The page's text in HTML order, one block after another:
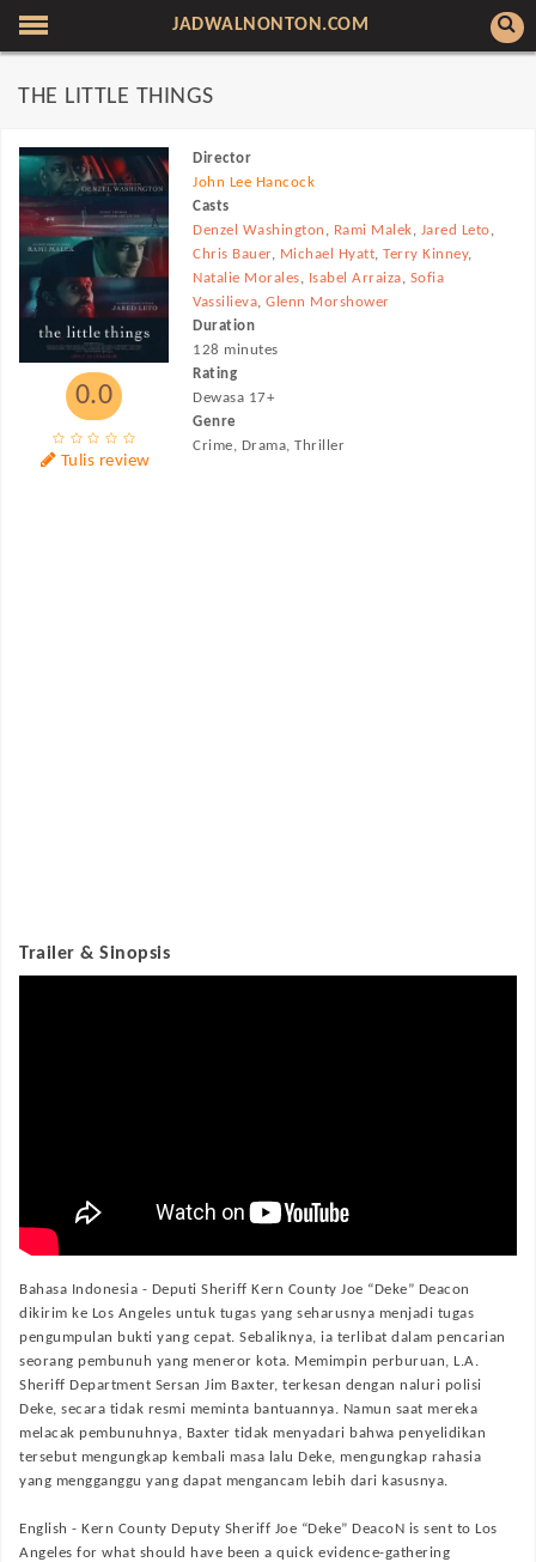
JADWALNONTON.COM
THE LITTLE THINGS
0.0
Tulis review
Director
John Lee Hancock
Casts
Denzel Washington , Rami Malek, Jared Leto,
Chris Bauer, Michael Hyatt,Terry Kinney,
Natalie Morales, Isabel Arraiza, Sofia
Vassilieva,Glenn Morshower
Duration
128 minutes
Rating
Dewasa 17+
Genre
Crime, Drama, Thriller
Trailer & Sinopsis
Bahasa Indonesia - Deputi Sheriff Kern County Joe “Deke” Deacon
dikirim ke Los Angeles untuk tugas yang seharusnya menjadi tugas
pengumpulan bukti yang cepat. Sebaliknya, ia terlibat dalam pencarian
seorang pembunuh yang meneror kota. Memimpin perburuan, L.A.
Sheriff Department Sersan Jim Baxter, terkesan dengan naluri polisi
Deke, secara tidak resmi meminta bantuannya. Namun saat mereka
melacak pembunuhnya, Baxter tidak menyadari bahwa penyelidikan
tersebut mengungkap kembali masa lalu Deke, mengungkap rahasia
yang mengganggu yang dapat mengancam lebih dari kasusnya.
English - Kern County Deputy Sheriff Joe “Deke” DeacoN is sent to Los
Angeles for what should have been a quick evidence-gathering